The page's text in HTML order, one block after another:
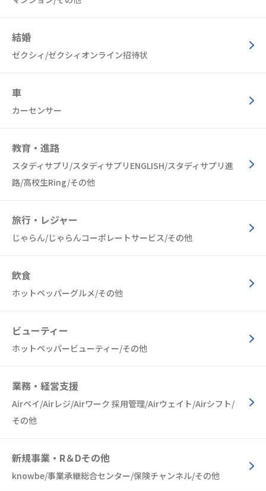
結婚
ゼクシィ/ゼクシィオンライン招待状
車
カーセンサー
教育・進路
スタディサプリ/スタディサプリENGLISH/スタディサプリ進
路/高校生Ring/その他
旅行・レジャー
じゃらん/じゃらんコーポレートサービス/その他
飲食
ホットペッパーグルメ/その他
ビューティー
ホットペッパービューティー/その他
業務・経営支援
Airペイ/Airレジ/Airワーク 採用管理/Airウェイト/Airシフト/
その他
新規事業・R＆Dその他
knowbe/事業承継総合センター/保険チャンネル/その他